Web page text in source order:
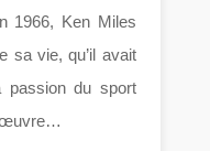
1966, Ken Miles
sa vie, qu’il avait
passion du sport